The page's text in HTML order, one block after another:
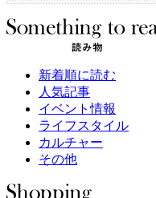
新着順に読む
人気記事
イベント情報
ライフスタイル
カルチャー
その他